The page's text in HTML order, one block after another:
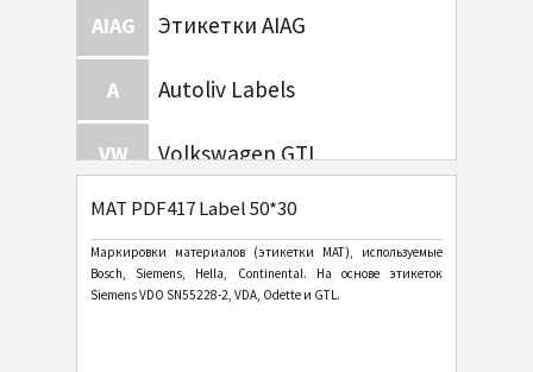
AIAG Этикетки AIAG
A Autoliv Labels
VW Volkswagen GTL
GM General Motors
CAT Caterpillar
MAT PDF417 Label 50*30
Маркировки материалов (этикетки MAT), используемые
Bosch, Siemens, Hella, Continental. На основе этикеток
Siemens VDO SN55228-2, VDA, Odette и GTL.